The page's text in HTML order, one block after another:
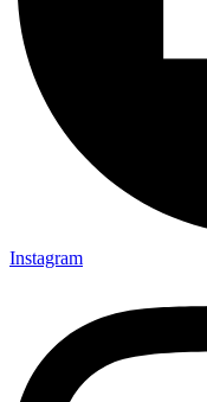
Instagram